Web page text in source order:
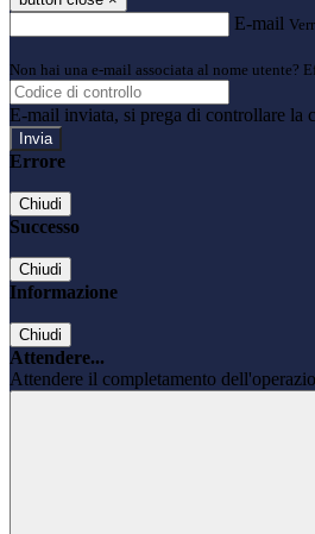
E-mail
Non hai una e-mail associata al nome utente?
E-mail inviata, si prega di controllare la
Errore
Chiudi
Successo
Chiudi
Informazione
Chiudi
Attendere...
Attendere il completamento